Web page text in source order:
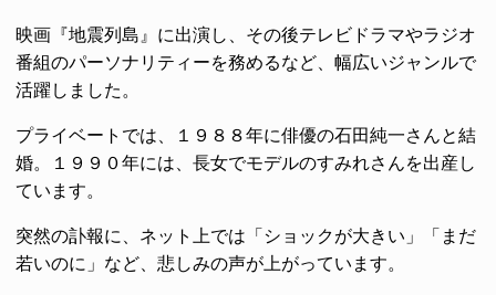
映画『地震列島』に出演し、その後テレビドラマやラジオ
番組のパーソナリティーを務めるなど、幅広いジャンルで
活躍しました。
プライベートでは、１９８８年に俳優の石田純一さんと結
婚。１９９０年には、長女でモデルのすみれさんを出産し
ています。
突然の訃報に、ネット上では「ショックが大きい」「まだ
若いのに」など、悲しみの声が上がっています。